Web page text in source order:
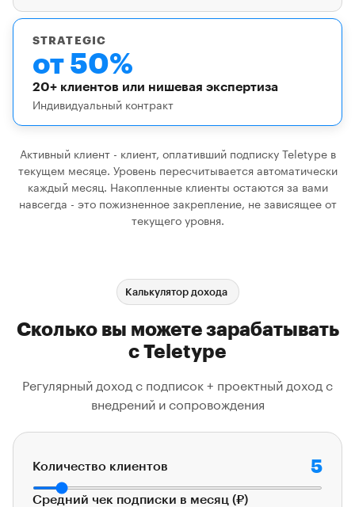
STRATEGIC
от 50%
20+ клиентов или нишевая экспертиза
Индивидуальный контракт
Активный клиент - клиент, оплативший подписку Teletype в
текущем месяце. Уровень пересчитывается автоматически
каждый месяц. Накопленные клиенты остаются за вами
навсегда - это пожизненное закрепление, не зависящее от
текущего уровня.
Калькулятор дохода
Сколько вы можете зарабатывать
с Teletype
Регулярный доход с подписок + проектный доход с
внедрений и сопровождения
Количество клиентов 5
Средний чек подписки в месяц (₽)